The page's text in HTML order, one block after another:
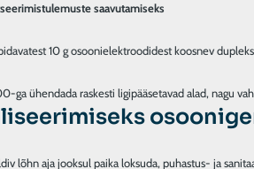
saavutamiseks
10 g osoonielektroodidest koosnev
lõhn aja jooksul paika loksuda, puhastus- ja